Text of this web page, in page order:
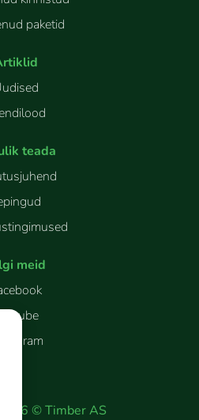
paketid
teada
meid
Youtube
2026 ©Timber AS